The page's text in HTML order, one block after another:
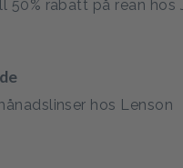
50% rabatt på rean hos
hos Lenson